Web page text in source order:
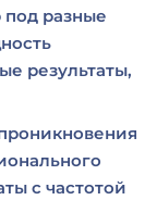
под разные
результаты,
с частотой